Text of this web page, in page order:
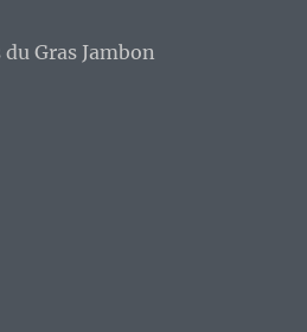
Gras Jambon